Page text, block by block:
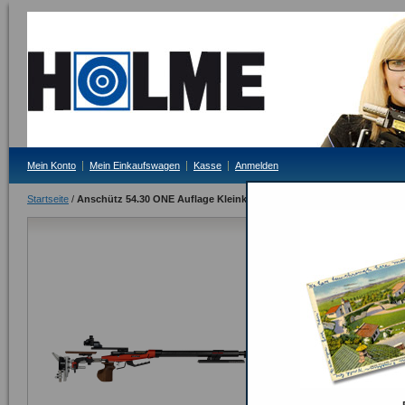
Mein Konto Mein Einkaufswagen Kasse Anmelden
Startseite / Anschütz 54.30 ONE Auflage Kleinkaliber
Lieferzeit: auf
Bitte
ODER